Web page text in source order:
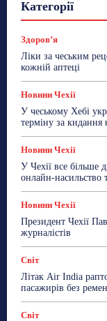
Категорії
Здоровʼя
Ліки за чеським
кожній аптеці
Новини Чехії
У чеському Хебі
терміну за
Новини Чехії
У Чехії все більше
онлайн-насильство
Новини Чехії
Президент Чехії
журналістів
Світ
Літак Air India
пасажирів без
Світ